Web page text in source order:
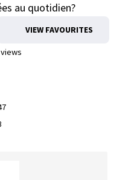
au quotidien?
VIEW FAVOURITES